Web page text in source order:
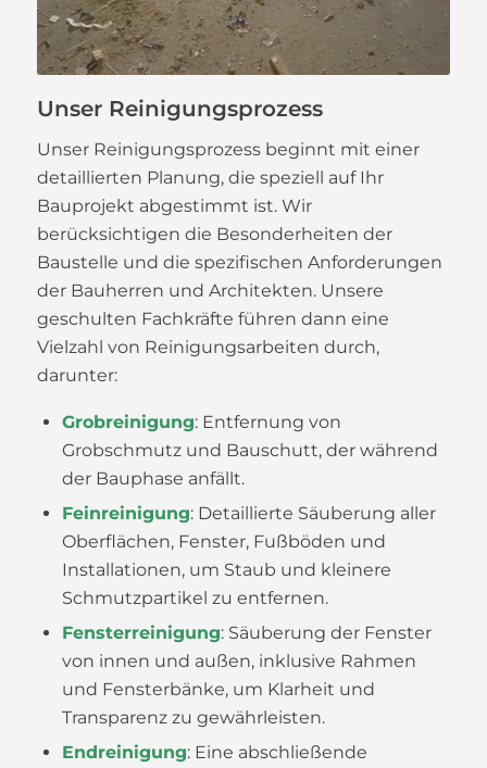
Unser Reinigungsprozess
Unser Reinigungsprozess beginnt mit einer
detaillierten Planung, die speziell auf Ihr
Bauprojekt abgestimmt ist. Wir
berücksichtigen die Besonderheiten der
Baustelle und die spezifischen Anforderungen
der Bauherren und Architekten. Unsere
geschulten Fachkräfte führen dann eine
Vielzahl von Reinigungsarbeiten durch,
darunter:
Grobreinigung: Entfernung von
Grobschmutz und Bauschutt, der während
der Bauphase anfällt.
Feinreinigung: Detaillierte Säuberung aller
Oberflächen, Fenster, Fußböden und
Installationen, um Staub und kleinere
Schmutzpartikel zu entfernen.
Fensterreinigung: Säuberung der Fenster
von innen und außen, inklusive Rahmen
und Fensterbänke, um Klarheit und
Transparenz zu gewährleisten.
Endreinigung: Eine abschließende